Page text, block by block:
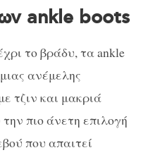
ankle boots
το βράδυ, τα ankle
ανέμελης
τζιν και μακριά
πιο άνετη επιλογή
που απαιτεί